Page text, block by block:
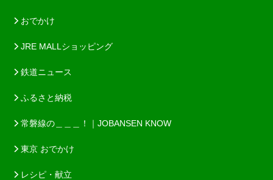
おでかけ
JRE MALLショッピング
鉄道ニュース
ふるさと納税
常磐線の＿＿＿！｜JOBANSEN KNOW
東京 おでかけ
レシピ・献立